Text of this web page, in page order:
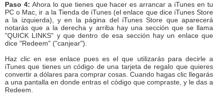
Paso 4: Ahora lo que tienes que hacer es arrancar a iTunes en tu
PC o Mac, ir a la Tienda de iTunes (el enlace que dice iTunes Store
a la izquierda), y en la página del iTunes Store que aparecerá
notarás que a la derecha y arriba hay una sección que se llama
"QUICK LINKS" y que dentro de esa sección hay un enlace que
dice "Redeem" ("canjear").
Haz clic en ese enlace pues es el que utilizarás para decirle a
iTunes que tienes un código de una tarjeta de regalo que quieres
convertir a dólares para comprar cosas. Cuando hagas clic llegarás
a una pantalla en donde entras el código que compraste, y le das a
Redeem.